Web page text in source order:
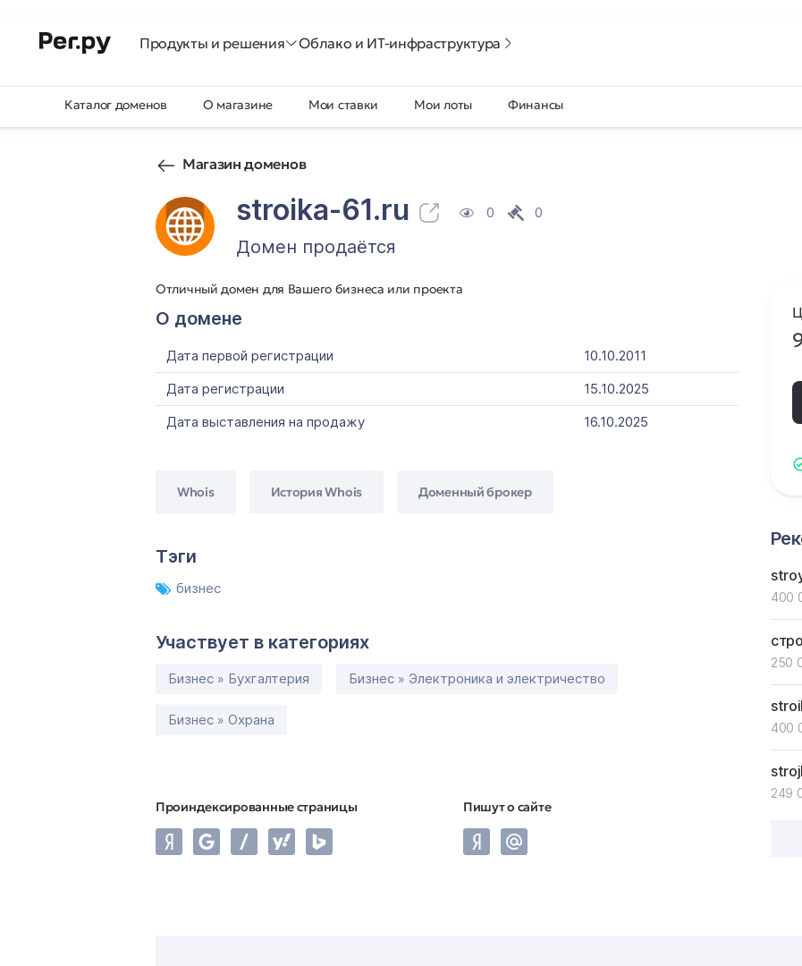
Продукты и решения Облако и ИТ-инфраструктура
Каталог доменов О магазине Мои ставки Мои лоты Финансы
Магазин доменов
stroika-61.ru 0 0
Домен продаётся
Отличный домен для Вашего бизнеса или проекта
О домене
Дата первой регистрации
10.10.2011
Дата регистрации
15.10.2025
Дата выставления на продажу
16.10.2025
Whois История Whois Доменный брокер
Тэги
бизнес
Участвует в категориях
Бизнес » Бухгалтерия Бизнес » Электроника и электричество
Бизнес » Охрана
Проиндексированные страницы Пишут о сайте
400
250
400
249